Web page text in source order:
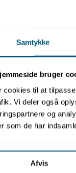
Samtykke
bruger
cookies til at
Vi deler også
og
som de har
Afvis
Nettovægt